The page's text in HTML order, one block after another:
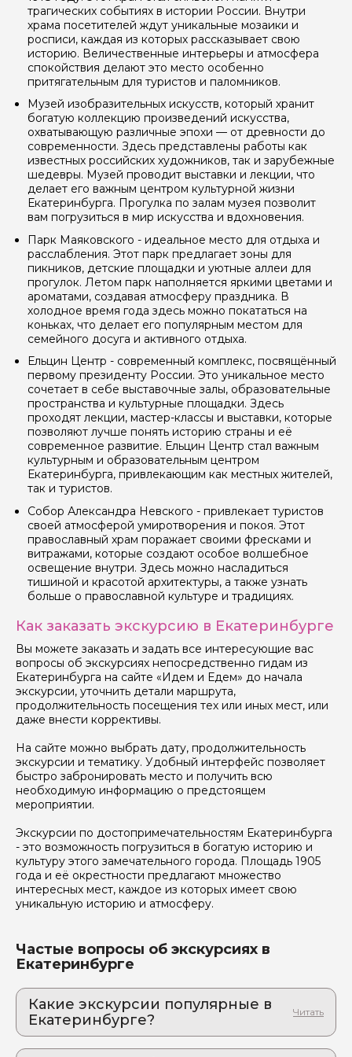
трагических событиях в истории России. Внутри
храма посетителей ждут уникальные мозаики и
росписи, каждая из которых рассказывает свою
историю. Величественные интерьеры и атмосфера
спокойствия делают это место особенно
притягательным для туристов и паломников.
Музей изобразительных искусств, который хранит
богатую коллекцию произведений искусства,
охватывающую различные эпохи — от древности до
современности. Здесь представлены работы как
известных российских художников, так и зарубежные
шедевры. Музей проводит выставки и лекции, что
делает его важным центром культурной жизни
Екатеринбурга. Прогулка по залам музея позволит
вам погрузиться в мир искусства и вдохновения.
Парк Маяковского - идеальное место для отдыха и
расслабления. Этот парк предлагает зоны для
пикников, детские площадки и уютные аллеи для
прогулок. Летом парк наполняется яркими цветами и
ароматами, создавая атмосферу праздника. В
холодное время года здесь можно покататься на
коньках, что делает его популярным местом для
семейного досуга и активного отдыха.
Ельцин Центр - современный комплекс, посвящённый
первому президенту России. Это уникальное место
сочетает в себе выставочные залы, образовательные
пространства и культурные площадки. Здесь
проходят лекции, мастер-классы и выставки, которые
позволяют лучше понять историю страны и её
современное развитие. Ельцин Центр стал важным
культурным и образовательным центром
Екатеринбурга, привлекающим как местных жителей,
так и туристов.
Собор Александра Невского - привлекает туристов
своей атмосферой умиротворения и покоя. Этот
православный храм поражает своими фресками и
витражами, которые создают особое волшебное
освещение внутри. Здесь можно насладиться
тишиной и красотой архитектуры, а также узнать
больше о православной культуре и традициях.
Как заказать экскурсию в Екатеринбурге
Вы можете заказать и задать все интересующие вас
вопросы об экскурсиях непосредственно гидам из
Екатеринбурга на сайте «Идем и Едем» до начала
экскурсии, уточнить детали маршрута,
продолжительность посещения тех или иных мест, или
даже внести коррективы.
На сайте можно выбрать дату, продолжительность
экскурсии и тематику. Удобный интерфейс позволяет
быстро забронировать место и получить всю
необходимую информацию о предстоящем
мероприятии.
Экскурсии по достопримечательностям Екатеринбурга
- это возможность погрузиться в богатую историю и
культуру этого замечательного города. Площадь 1905
года и её окрестности предлагают множество
интересных мест, каждое из которых имеет свою
уникальную историю и атмосферу.
Частые вопросы об экскурсиях в
Екатеринбурге
Какие экскурсии популярные в
Екатеринбурге?